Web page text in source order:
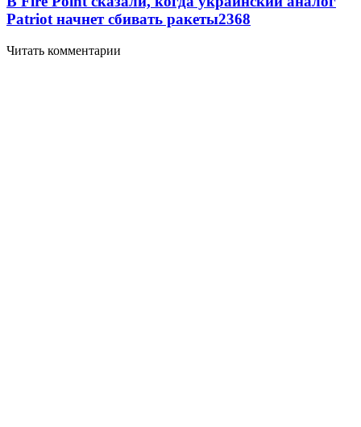
Patriot начнет сбивать ракеты2368
Читать комментарии